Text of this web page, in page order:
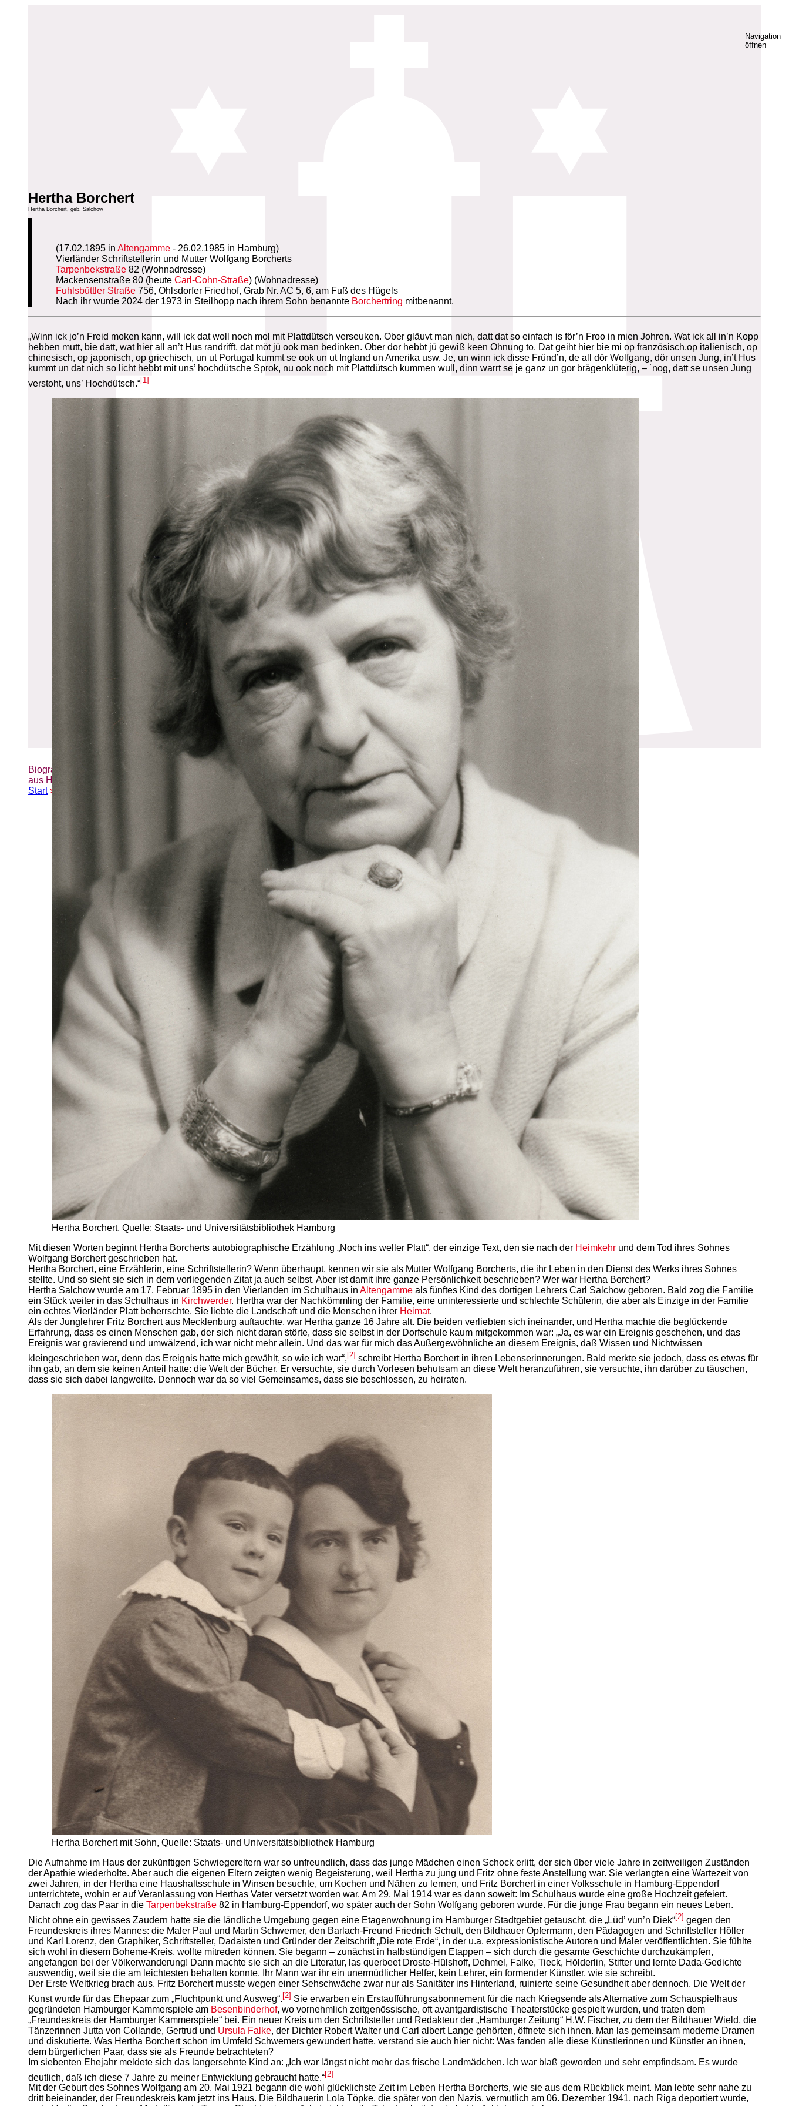
Biografien-Datenbank: Frauen
aus Hamburg
Start» Erweiterte Suche
Navigation
öffnen
Hertha Borchert
Hertha Borchert, geb. Salchow
(17.02.1895 inAltengamme - 26.02.1985 in Hamburg)
Vierländer Schriftstellerin und Mutter Wolfgang Borcherts
Tarpenbekstraße 82 (Wohnadresse)
Mackensenstraße 80 (heuteCarl-Cohn-Straße) (Wohnadresse)
Fuhlsbüttler Straße 756, Ohlsdorfer Friedhof, Grab Nr. AC 5, 6, am Fuß des Hügels
Nach ihr wurde 2024 der 1973 in Steilhopp nach ihrem Sohn benannte Borchertring mitbenannt.
„Winn ick jo’n Freid moken kann, will ick dat woll noch mol mit Plattdütsch verseuken. Ober gläuvt man nich, datt dat so einfach is för’n Froo in mien Johren. Wat ick all in’n Kopp
hebben mutt, bie datt, wat hier all an’t Hus randrifft, dat möt jü ook man bedinken. Ober dor hebbt jü gewiß keen Ohnung to. Dat geiht hier bie mi op französisch,op italienisch, op
chinesisch, op japonisch, op griechisch, un ut Portugal kummt se ook un ut Ingland un Amerika usw. Je, un winn ick disse Fründ’n, de all dör Wolfgang, dör unsen Jung, in’t Hus
kummt un dat nich so licht hebbt mit uns’ hochdütsche Sprok, nu ook noch mit Plattdütsch kummen wull, dinn warrt se je ganz un gor brägenklüterig, – ´nog, datt se unsen Jung
verstoht, uns’ Hochdütsch.“[1]
Hertha Borchert, Quelle: Staats- und Universitätsbibliothek Hamburg
Mit diesen Worten beginnt Hertha Borcherts autobiographische Erzählung „Noch ins weller Platt“, der einzige Text, den sie nach der Heimkehr und dem Tod ihres Sohnes
Wolfgang Borchert geschrieben hat.
Hertha Borchert, eine Erzählerin, eine Schriftstellerin? Wenn überhaupt, kennen wir sie als Mutter Wolfgang Borcherts, die ihr Leben in den Dienst des Werks ihres Sohnes
stellte. Und so sieht sie sich in dem vorliegenden Zitat ja auch selbst. Aber ist damit ihre ganze Persönlichkeit beschrieben? Wer war Hertha Borchert?
Hertha Salchow wurde am 17. Februar 1895 in den Vierlanden im Schulhaus in Altengamme als fünftes Kind des dortigen Lehrers Carl Salchow geboren. Bald zog die Familie
ein Stück weiter in das Schulhaus in Kirchwerder. Hertha war der Nachkömmling der Familie, eine uninteressierte und schlechte Schülerin, die aber als Einzige in der Familie
ein echtes Vierländer Platt beherrschte. Sie liebte die Landschaft und die Menschen ihrer Heimat.
Als der Junglehrer Fritz Borchert aus Mecklenburg auftauchte, war Hertha ganze 16 Jahre alt. Die beiden verliebten sich ineinander, und Hertha machte die beglückende
Erfahrung, dass es einen Menschen gab, der sich nicht daran störte, dass sie selbst in der Dorfschule kaum mitgekommen war: „Ja, es war ein Ereignis geschehen, und das
Ereignis war gravierend und umwälzend, ich war nicht mehr allein. Und das war für mich das Außergewöhnliche an diesem Ereignis, daß Wissen und Nichtwissen
kleingeschrieben war, denn das Ereignis hatte mich gewählt, so wie ich war“, [2] schreibt Hertha Borchert in ihren Lebenserinnerungen. Bald merkte sie jedoch, dass es etwas für
ihn gab, an dem sie keinen Anteil hatte: die Welt der Bücher. Er versuchte, sie durch Vorlesen behutsam an diese Welt heranzuführen, sie versuchte, ihn darüber zu täuschen,
dass sie sich dabei langweilte. Dennoch war da so viel Gemeinsames, dass sie beschlossen, zu heiraten.
Hertha Borchert mit Sohn, Quelle: Staats- und Universitätsbibliothek Hamburg
Die Aufnahme im Haus der zukünftigen Schwiegereltern war so unfreundlich, dass das junge Mädchen einen Schock erlitt, der sich über viele Jahre in zeitweiligen Zuständen
der Apathie wiederholte. Aber auch die eigenen Eltern zeigten wenig Begeisterung, weil Hertha zu jung und Fritz ohne feste Anstellung war. Sie verlangten eine Wartezeit von
zwei Jahren, in der Hertha eine Haushaltsschule in Winsen besuchte, um Kochen und Nähen zu lernen, und Fritz Borchert in einer Volksschule in Hamburg-Eppendorf
unterrichtete, wohin er auf Veranlassung von Herthas Vater versetzt worden war. Am 29. Mai 1914 war es dann soweit: Im Schulhaus wurde eine große Hochzeit gefeiert.
Danach zog das Paar in die Tarpenbekstraße 82 in Hamburg-Eppendorf, wo später auch der Sohn Wolfgang geboren wurde. Für die junge Frau begann ein neues Leben.
Nicht ohne ein gewisses Zaudern hatte sie die ländliche Umgebung gegen eine Etagenwohnung im Hamburger Stadtgebiet getauscht, die „Lüd’ vun’n Diek“[2] gegen den
Freundeskreis ihres Mannes: die Maler Paul und Martin Schwemer, den Barlach-Freund Friedrich Schult, den Bildhauer Opfermann, den Pädagogen und Schriftsteller Höller
und Karl Lorenz, den Graphiker, Schriftsteller, Dadaisten und Gründer der Zeitschrift „Die rote Erde“, in der u.a. expressionistische Autoren und Maler veröffentlichten. Sie fühlte
sich wohl in diesem Boheme-Kreis, wollte mitreden können. Sie begann – zunächst in halbstündigen Etappen – sich durch die gesamte Geschichte durchzukämpfen,
angefangen bei der Völkerwanderung! Dann machte sie sich an die Literatur, las querbeet Droste-Hülshoff, Dehmel, Falke, Tieck, Hölderlin, Stifter und lernte Dada-Gedichte
auswendig, weil sie die am leichtesten behalten konnte. Ihr Mann war ihr ein unermüdlicher Helfer, kein Lehrer, ein formender Künstler, wie sie schreibt.
Der Erste Weltkrieg brach aus. Fritz Borchert musste wegen einer Sehschwäche zwar nur als Sanitäter ins Hinterland, ruinierte seine Gesundheit aber dennoch. Die Welt der
Kunst wurde für das Ehepaar zum „Fluchtpunkt und Ausweg“. [2] Sie erwarben ein Erstaufführungsabonnement für die nach Kriegsende als Alternative zum Schauspielhaus
gegründeten Hamburger Kammerspiele am Besenbinderhof, wo vornehmlich zeitgenössische, oft avantgardistische Theaterstücke gespielt wurden, und traten dem
„Freundeskreis der Hamburger Kammerspiele“ bei. Ein neuer Kreis um den Schriftsteller und Redakteur der „Hamburger Zeitung“ H.W. Fischer, zu dem der Bildhauer Wield, die
Tänzerinnen Jutta von Collande, Gertrud und Ursula Falke, der Dichter Robert Walter und Carl albert Lange gehörten, öffnete sich ihnen. Man las gemeinsam moderne Dramen
und diskutierte. Was Hertha Borchert schon im Umfeld Schwemers gewundert hatte, verstand sie auch hier nicht: Was fanden alle diese Künstlerinnen und Künstler an ihnen,
dem bürgerlichen Paar, dass sie als Freunde betrachteten?
Im siebenten Ehejahr meldete sich das langersehnte Kind an: „Ich war längst nicht mehr das frische Landmädchen. Ich war blaß geworden und sehr empfindsam. Es wurde
deutlich, daß ich diese 7 Jahre zu meiner Entwicklung gebraucht hatte.“[2]
Mit der Geburt des Sohnes Wolfgang am 20. Mai 1921 begann die wohl glücklichste Zeit im Leben Hertha Borcherts, wie sie aus dem Rückblick meint. Man lebte sehr nahe zu
dritt beieinander, der Freundeskreis kam jetzt ins Haus. Die Bildhauerin Lola Töpke, die später von den Nazis, vermutlich am 06. Dezember 1941, nach Riga deportiert wurde,